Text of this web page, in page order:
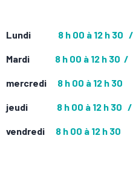
Lundi 8 h 00 à 12 h 30 /
Mardi 8 h 00 à 12 h 30 /
mercredi 8 h 00 à 12 h 30
jeudi 8 h 00 à 12 h 30 /
vendredi 8 h 00 à 12 h 30